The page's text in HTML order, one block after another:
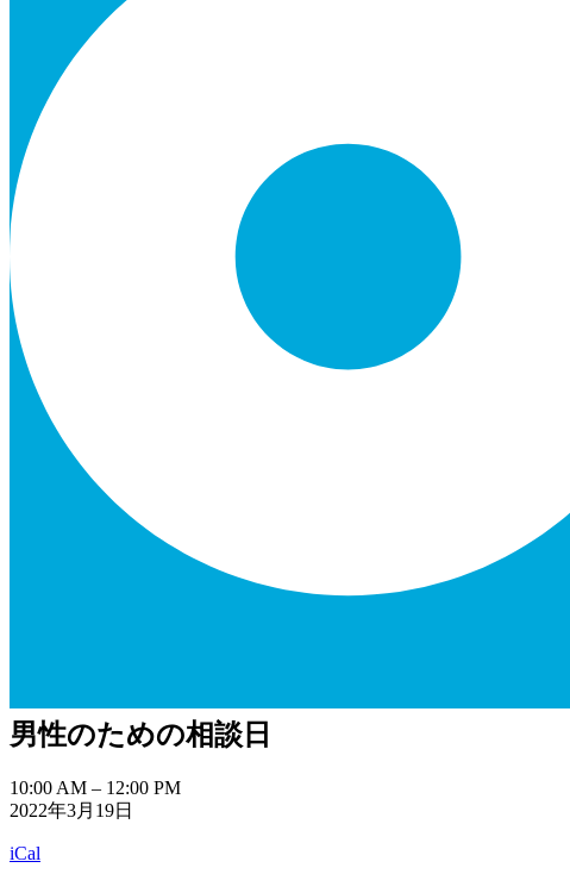
男性のための相談日
男
性
た
10:00 AM – 12:00 PM
2022年3月19日
iCal